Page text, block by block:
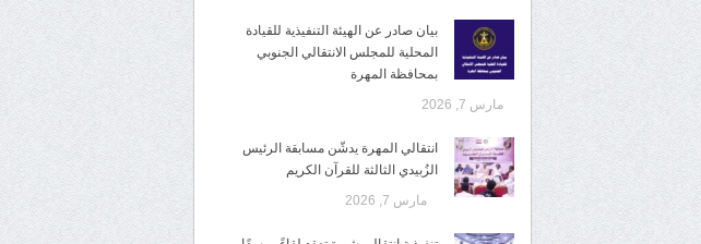
بيان صادر عن الهيئة التنفيذية للقيادة
المحلية للمجلس الانتقالي الجنوبي
بمحافظة المهرة
مارس 7, 2026
انتقالي المهرة يدشّن مسابقة الرئيس
الزُبيدي الثالثة للقرآن الكريم
مارس 7, 2026